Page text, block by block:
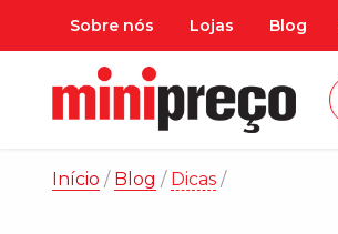
Sobre nós Lojas Blog
Início / Blog / Dicas